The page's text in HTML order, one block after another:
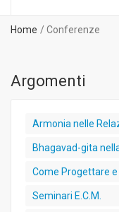
Home Conferenze
Argomenti
Armonia nelle
Bhagavad-gita
Come Progettare
Seminari E.C.M.